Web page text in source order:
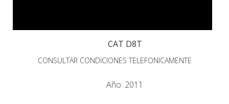
CAT D8T
CONSULTAR CONDICIONES TELEFONICAMENTE
Año: 2011